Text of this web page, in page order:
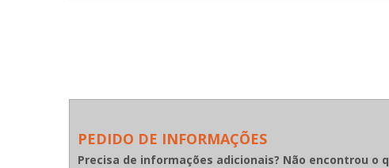
PEDIDO DE INFORMAÇÕES
Precisa de informações adicionais? Não encontrou o